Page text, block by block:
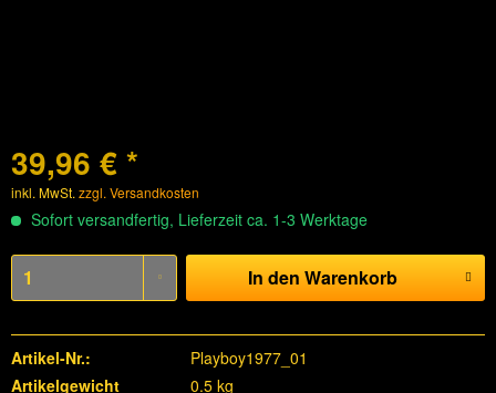
39,96 € *
inkl. MwSt. zzgl. Versandkosten
Sofort versandfertig, Lieferzeit ca. 1-3 Werktage
In den Warenkorb
Artikel-Nr.:
Playboy1977_01
Artikelgewicht
0.5 kg